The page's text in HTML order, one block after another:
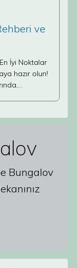
ve
İyi Noktalar
hazır olun!
Bungalov